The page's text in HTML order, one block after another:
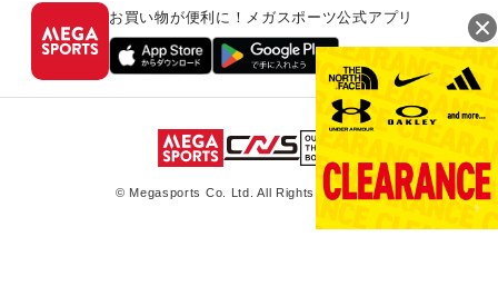
お買い物が便利に！メガスポーツ公式アプリ
© Megasports Co. Ltd. All Rights Reserved.